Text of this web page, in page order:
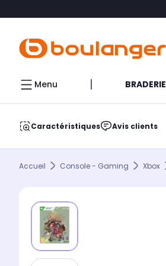
Menu BRADERIE
Caractéristiques Avis clients
Accueil Console - Gaming Xbox